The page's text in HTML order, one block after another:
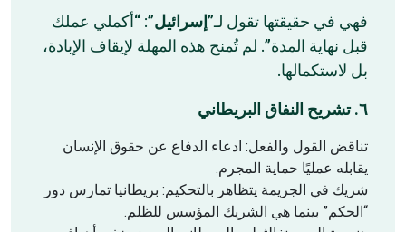
فهي في حقيقتها تقول لـ” إسرائيل”: “أكملي عملك
قبل نهاية المدة”. لم تُمنح هذه المهلة لإيقاف الإبادة،
بل لاستكمالها.
٦. تشريح النفاق البريطاني
تناقض القول والفعل: ادعاء الدفاع عن حقوق الإنسان
يقابله عمليًا حماية المجرم.
شريك في الجريمة يتظاهر بالتحكيم: بريطانيا تمارس دور
“الحكم” بينما هي الشريك المؤسس للظلم.